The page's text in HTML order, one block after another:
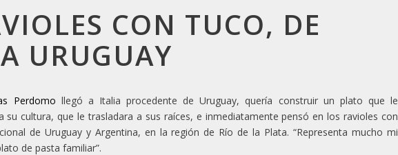
CON TUCO, DE
URUGUAY
Perdomo llegó a Italia procedente de Uruguay, quería construir un plato que le
su cultura, que le trasladara a sus raíces, e inmediatamente pensó en los ravioles con
de Uruguay y Argentina, en la región de Río de la Plata. “Representa mucho mi
de pasta familiar”.